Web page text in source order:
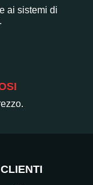
ai sistemi di
CLIENTI